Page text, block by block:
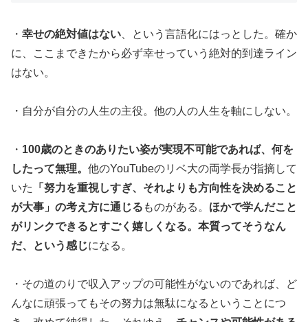
・ 幸せの絶対値はない 、という言語化にはっとした。確か
に、ここまできたから必ず幸せっていう絶対的到達ライン
はない。
・自分が自分の人生の主役。他の人の人生を軸にしない。
・ 100歳のときのありたい姿が実現不可能であれば、何を
したって無理。 他のYouTubeのリベ大の両学長が指摘して
いた
「努力を重視しすぎ、それよりも方向性を決めること
が大事」の考え方に通じる ものがある。 ほかで学んだこと
がリンクできるとすごく嬉しくなる。本質ってそうなん
だ、という感じになる。
・その道のりで収入アップの可能性がないのであれば、ど
んなに頑張ってもその努力は無駄になるということにつ